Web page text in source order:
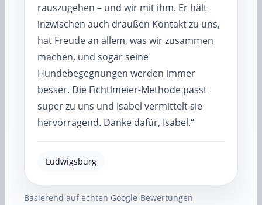
rauszugehen – und wir mit ihm. Er hält
inzwischen auch draußen Kontakt zu uns,
hat Freude an allem, was wir zusammen
machen, und sogar seine
Hundebegegnungen werden immer
besser. Die Fichtlmeier-Methode passt
super zu uns und Isabel vermittelt sie
hervorragend. Danke dafür, Isabel.“
Ludwigsburg
Basierend auf echten Google-Bewertungen